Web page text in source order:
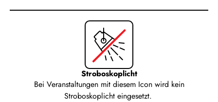
Stroboskoplicht
Bei Veranstaltungen mit diesem Icon wird kein
Stroboskoplicht eingesetzt.